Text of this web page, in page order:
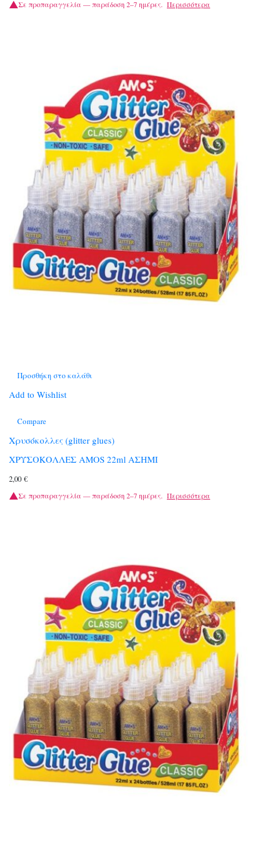
Σε προπαραγγελία — παράδοση 2–7 ημέρες. Περισσότερα
Προσθήκη στο καλάθι
Add to Wishlist
Compare
Χρυσόκολλες (glitter glues)
ΧΡΥΣΟΚΟΛΛΕΣ AMOS 22ml ΑΣΗΜΙ
2,00 €
Σε προπαραγγελία — παράδοση 2–7 ημέρες. Περισσότερα